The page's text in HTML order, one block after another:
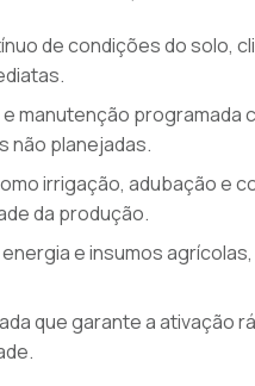
de condições do solo,
manutenção programada
não planejadas.
irrigação, adubação e
da produção.
e insumos agrícolas,
que garante a ativação